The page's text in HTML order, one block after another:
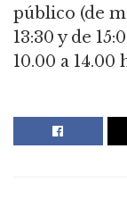
público (de
13:30 y de
10.00 a 14.00